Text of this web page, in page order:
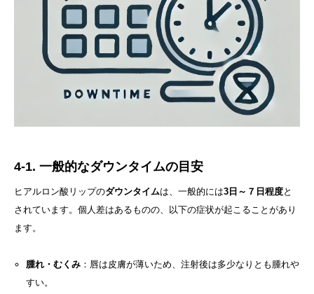
4-1. 一般的なダウンタイムの目安
ヒアルロン酸リップのダウンタイムは、一般的には3日～７日程度と
されています。個人差はあるものの、以下の症状が起こることがあり
ます。
腫れ・むくみ：唇は皮膚が薄いため、注射後は多少なりとも腫れや
すい。